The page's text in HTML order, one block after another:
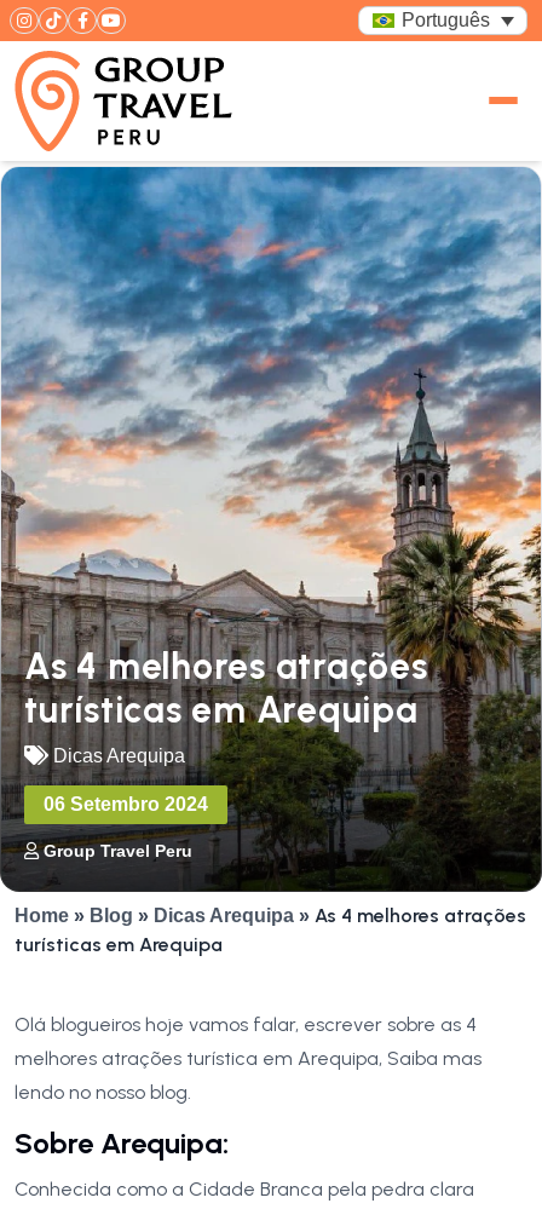
Português
As 4 melhores atrações
turísticas em Arequipa
Dicas Arequipa
06 Setembro 2024
Group Travel Peru
Home » Blog » Dicas Arequipa » As 4 melhores atrações
turísticas em Arequipa
Olá blogueiros hoje vamos falar, escrever sobre as 4
melhores atrações turística em Arequipa, Saiba mas
lendo no nosso blog.
Sobre Arequipa:
Conhecida como a Cidade Branca pela pedra clara